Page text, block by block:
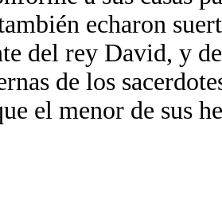
echaron
del rey David, y
de los
el menor de sus